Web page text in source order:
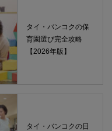
タイ・バンコクの保
育園選び完全攻略
【2026年版】
タイ・バンコクの日